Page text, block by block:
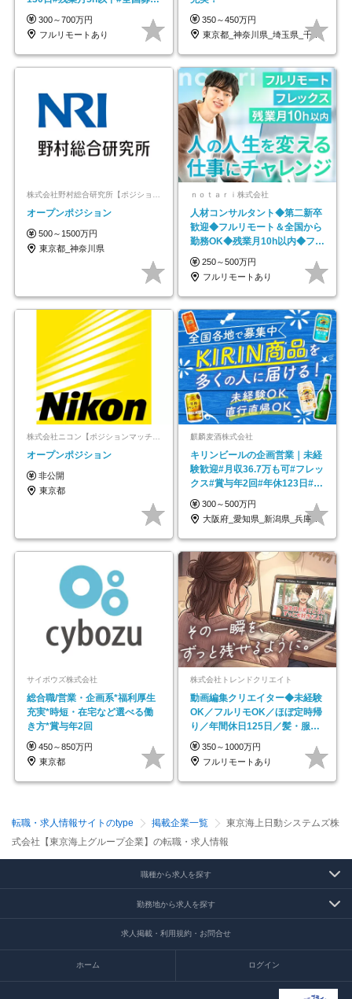
#最大1年の研修
300～700万円
フルリモートあり
350～450万円
東京都_神奈川県_埼玉県_千葉県_大阪府…
オープンポジション
500～1500万円
東京都_神奈川県
ｎｏｔａｒｉ株式会社
人材コンサルタント◆第二新卒
歓迎◆フルリモート＆全国から
勤務OK◆残業月10h以内◆フレ
ックス制
250～500万円
フルリモートあり
株式会社ニコン【ポジションマッチ登録】
オープンポジション
非公開
東京都
麒麟麦酒株式会社
キリンビールの企画営業｜未経
験歓迎#月収36.7万も可#フレッ
クス#賞与年2回#年休123日#完
全週休2日制
300～500万円
大阪府_愛知県_新潟県_兵庫県_福岡県
サイボウズ株式会社
総合職/営業・企画系*福利厚生
充実*時短・在宅など選べる働
き方*賞与年2回
450～850万円
東京都
株式会社トレンドクリエイト
動画編集クリエイター◆未経験
OK／フルリモOK／ほぼ定時帰
り／年間休日125日／髪・服・
ネイル自由／副業OK
350～1000万円
フルリモートあり
転職・求人情報サイトのtype 掲載企業一覧
東京海上日動システムズ株
式会社【東京海上グループ企業】の転職・求人情報
職種から求人を探す
勤務地から求人を探す
求人掲載・利用規約・お問合せ
ホーム ログイン